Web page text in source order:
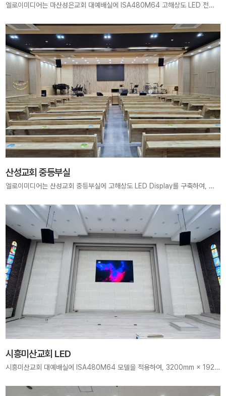
엘로이미디어는 마산성은교회 대예배실에 ISA480M64 고해상도 LED 전광판을 구축하여, 말씀은 더욱 선명하게, 찬양은 더욱 생생하게 전달되는 예배 공간을 새롭게 완성하였습니다. 고해상도 스크린을 통해 모든 성도가 하나님의 은혜 안에서 깊이 몰입할 수 있도록, 엘로이미디어는 최적의 영상 품질과 안정성을 제공하고 있습니다.
산성교회 중등부실
엘로이미디어는 산성교회 중등부실에 고해상도 LED Display를 구축하여, 중등부 학생들이 더욱 선명한 말씀과 찬양 가운데 은혜를 누릴 수 있는 최적의 예배 환경을 조성하였습니다. 엘로이미디어는 세대별 사역에 맞춘 맞춤형 LED 솔루션으로 다음 세대를 위한 생생한 예배 공간을 만들어갑니다.
시흥미산교회 LED
시흥미산교회 대예배실에 ISA480M64 모델을 적용하여, 3200mm × 1920mm 크기, 1280 × 768 pixels 해상도의 고해상도 LED 전광판을 구축하였습니다. 약 2.5mm 픽셀 피치의 정밀한 화질로 말씀과 찬양이 더욱 선명하고 몰입감 있게 전달될 수 있도록 최적의 예배 환경을 제공했습니다. 신뢰할 수 있는 기술력과 현장 최적화 시공으로 다양한 예배 및 행사에 대응할 수 있는 안정적인 시스템을 완성했습니다.